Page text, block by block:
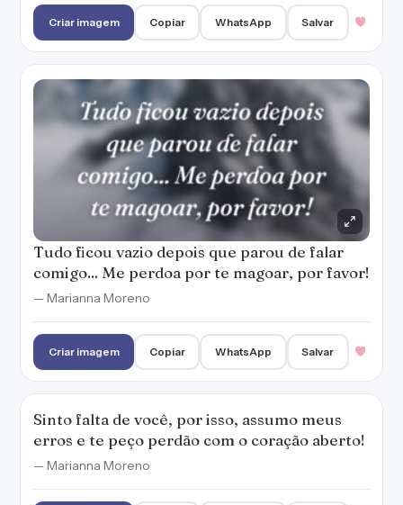
comigo... Me perdoa por te magoar, por favor!
— Marianna Moreno
Criar imagem WhatsApp Salvar
Sinto falta de você, por isso, assumo meus
erros e te peço perdão com o coração aberto!
— Marianna Moreno
Criar imagem Copiar WhatsApp Salvar
Sei que disse coisas ruins e não tiro minha
culpa disso. Você me perdoa for falar tudo
isso?
Criar imagem Copiar WhatsApp Salvar